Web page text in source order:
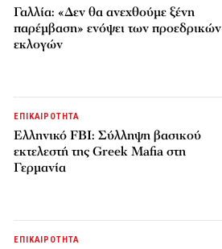
Γαλλία: «Δεν θα ανεχθούμε ξένη
παρέμβαση» ενόψει των προεδρικών
εκλογών
ΕΠΙΚΑΙΡΟΤΗΤΑ
Ελληνικό FBI: Σύλληψη βασικού
εκτελεστή της Greek Mafia στη
Γερμανία
ΕΠΙΚΑΙΡΟΤΗΤΑ